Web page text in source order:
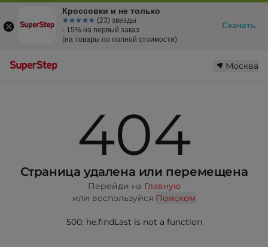
Москва
404
Страница удалена или перемещена
Перейди на Главную
или воспользуйся Поиском
500: he.findLast is not a function
Кроссовки и не только
☆☆☆☆☆
★★★★★ (23) звезды
- 15% на первый заказ
(на товары по полной стоимости)
Скачать